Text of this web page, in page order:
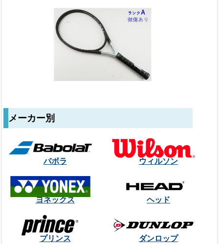
メーカー別
バボラ ウィルソン
ヨネックス ヘッド
プリンス ダンロップ